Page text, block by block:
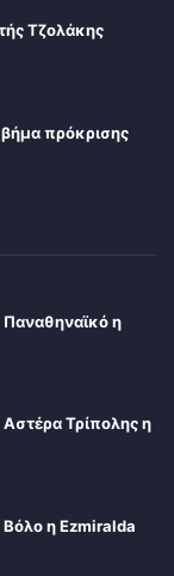
Τζολάκης
πρόκρισης
η
Τρίπολης η
η Ezmiralda